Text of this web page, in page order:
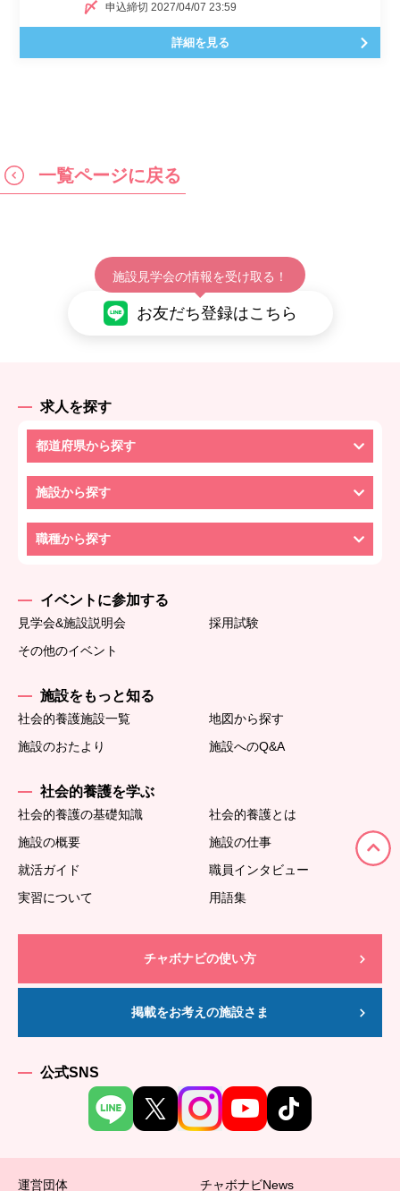
申込締切 2027/04/07 23:59
詳細を見る
一覧ページに戻る
施設見学会の情報を受け取る！
お友だち登録はこちら
求人を探す
都道府県から探す
施設から探す
職種から探す
イベントに参加する
見学会&施設説明会
採用試験
その他のイベント
施設をもっと知る
社会的養護施設一覧
地図から探す
施設のおたより
施設へのQ&A
社会的養護を学ぶ
社会的養護の基礎知識
社会的養護とは
施設の概要
施設の仕事
就活ガイド
職員インタビュー
実習について
用語集
チャボナビの使い方
掲載をお考えの施設さま
公式SNS
運営団体 チャボナビNews